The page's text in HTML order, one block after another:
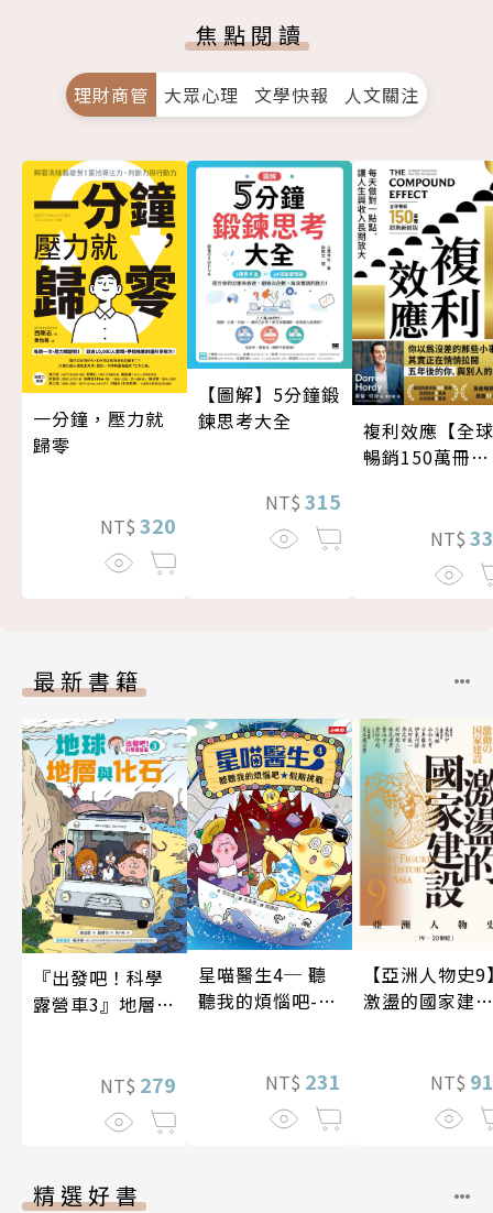
焦點閱讀
理財商管 大眾心理 文學快報 人文關注
一分鐘，壓力就
歸零
NT$ 320
【圖解】5分鐘鍛
鍊思考大全
NT$ 315
複利效應【全球
暢銷150萬冊・
NT$
最新書籍
『出發吧！科學
露營車3』地層與
NT$ 279
星喵醫生4─ 聽
聽我的煩惱吧-假
NT$ 231
【亞洲人物史9
激盪的國家建設
NT$
精選好書